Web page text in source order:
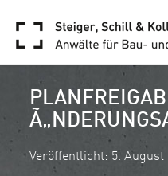
Veröffentlicht: 5. August